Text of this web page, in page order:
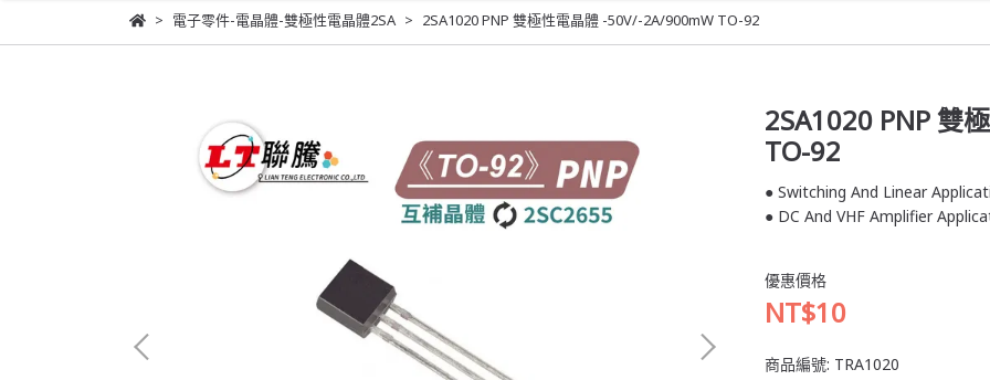
電子零件-電晶體-雙極性電晶體2SA 2SA1020 PNP 雙極性電晶體 -50V/-2A/900mW TO-92
2SA1020 PNP 雙
TO-92
● Switching And Linear
● DC And VHF Amplifier
優惠價格
NT$10
商品編號: TRA1020